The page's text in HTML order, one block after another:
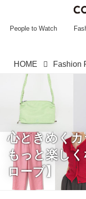
People to Watch
HOME Fashion
心ときめく
もっと楽し
ローブ】